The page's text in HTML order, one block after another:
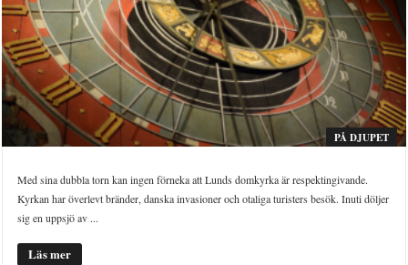
PÅ DJUPET
Med sina dubbla torn kan ingen förneka att Lunds domkyrka är respektingivande.
Kyrkan har överlevt bränder, danska invasioner och otaliga turisters besök. Inuti döljer
sig en uppsjö av ...
Läs mer